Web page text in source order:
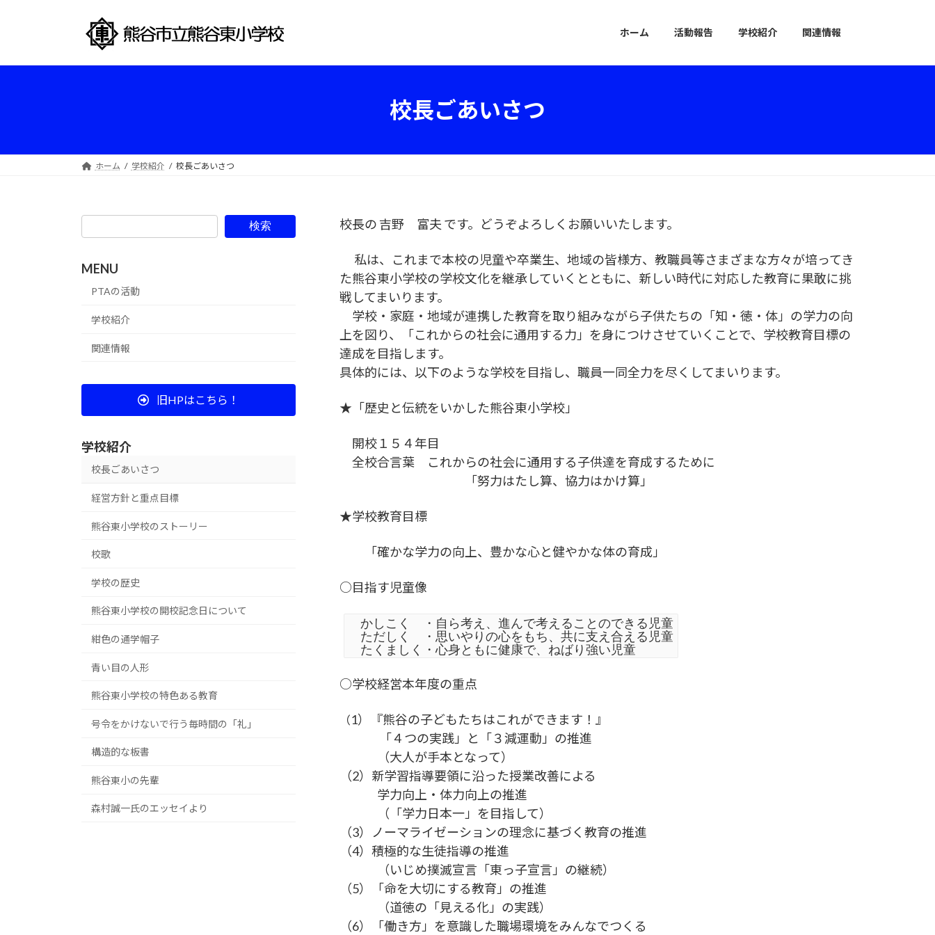
プ
動
ホーム 活動報告 学校紹介 関連情報
校長ごあいさつ
ホーム 学校紹介 校長ごあいさつ
校長の 吉野 富夫 です。どうぞよろしくお願いいたします。
私は、これまで本校の児童や卒業生、地域の皆様方、教職員等さまざまな方々が培ってき
た熊谷東小学校の学校文化を継承していくとともに、新しい時代に対応した教育に果敢に挑
戦してまいります。
学校・家庭・地域が連携した教育を取り組みながら子供たちの「知・徳・体」の学力の向
上を図り、「これからの社会に通用する力」を身につけさせていくことで、学校教育目標の
達成を目指します。
具体的には、以下のような学校を目指し、職員一同全力を尽くしてまいります。
★「歴史と伝統をいかした熊谷東小学校」
開校１５４年目
全校合言葉 これからの社会に通用する子供達を育成するために
「努力はたし算、協力はかけ算」
★学校教育目標
「確かな学力の向上、豊かな心と健やかな体の育成」
○目指す児童像
かしこく ・自ら考え、進んで考えることのできる児童
ただしく ・思いやりの心をもち、共に支え合える児童
たくましく・心身ともに健康で、ねばり強い児童
○学校経営本年度の重点
（1）『熊谷の子どもたちはこれができます！』
「４つの実践」と「３減運動」の推進
（大人が手本となって）
（2）新学習指導要領に沿った授業改善による
学力向上・体力向上の推進
（「学力日本一」を目指して）
（3）ノーマライゼーションの理念に基づく教育の推進
（4）積極的な生徒指導の推進
（いじめ撲滅宣言「東っ子宣言」の継続）
（5）「命を大切にする教育」の推進
（道徳の「見える化」の実践）
（6）「働き方」を意識した職場環境をみんなでつくる
検索
MENU
PTAの活動
学校紹介
関連情報
旧HPはこちら！
学校紹介
校長ごあいさつ
経営方針と重点目標
熊谷東小学校のストーリー
校歌
学校の歴史
熊谷東小学校の開校記念日について
紺色の通学帽子
青い目の人形
熊谷東小学校の特色ある教育
号令をかけないで行う毎時間の「礼」
構造的な板書
熊谷東小の先輩
森村誠一氏のエッセイより